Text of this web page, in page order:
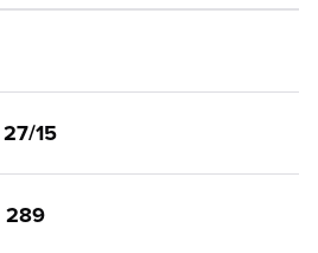
27/15
289